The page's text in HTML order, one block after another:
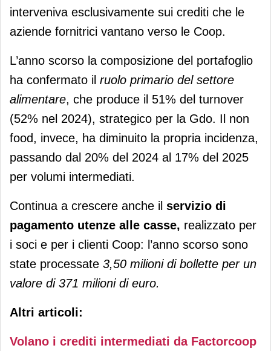
interveniva esclusivamente sui crediti che le
aziende fornitrici vantano verso le Coop.
L’anno scorso la composizione del portafoglio
ha confermato il ruolo primario del settore
alimentare, che produce il 51% del turnover
(52% nel 2024), strategico per la Gdo. Il non
food, invece, ha diminuito la propria incidenza,
passando dal 20% del 2024 al 17% del 2025
per volumi intermediati.
Continua a crescere anche il servizio di
pagamento utenze alle casse, realizzato per
i soci e per i clienti Coop: l’anno scorso sono
state processate 3,50 milioni di bollette per un
valore di 371 milioni di euro.
Altri articoli:
Volano i crediti intermediati da Factorcoop